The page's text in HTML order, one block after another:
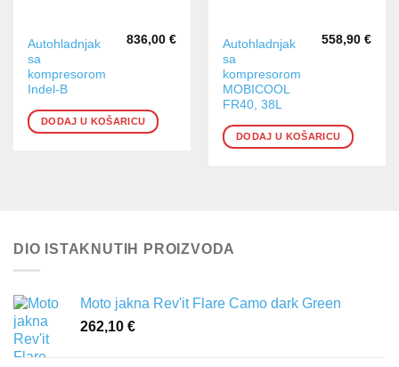
Autohladnjak
sa
kompresorom
Indel-B
836,00 €
DODAJ U KOŠARICU
Autohladnjak
sa
kompresorom
MOBICOOL
FR40, 38L
558,90 €
DODAJ U KOŠARICU
DIO ISTAKNUTIH PROIZVODA
Moto jakna Rev'it Flare Camo dark Green
262,10 €